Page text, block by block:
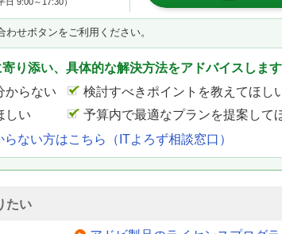
日 9:00～17:30）
せボタンをご利用ください。
り添い、具体的な解決方法をアドバイスします
からない
検討すべきポイントを教えてほし
しい
予算内で最適なプランを提案して
ない方はこちら（ITよろず相談窓口）
たい